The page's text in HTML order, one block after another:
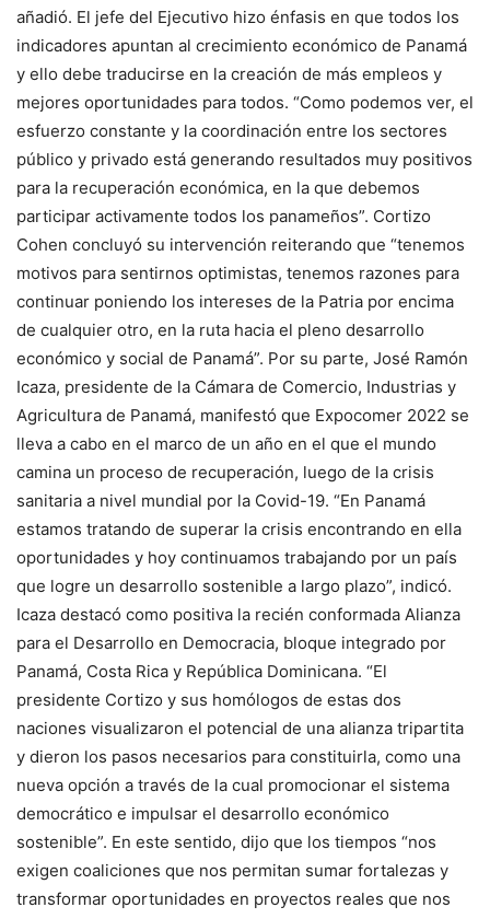
añadió. El jefe del Ejecutivo hizo énfasis en que todos los
indicadores apuntan al crecimiento económico de Panamá
y ello debe traducirse en la creación de más empleos y
mejores oportunidades para todos. “Como podemos ver, el
esfuerzo constante y la coordinación entre los sectores
público y privado está generando resultados muy positivos
para la recuperación económica, en la que debemos
participar activamente todos los panameños”. Cortizo
Cohen concluyó su intervención reiterando que “tenemos
motivos para sentirnos optimistas, tenemos razones para
continuar poniendo los intereses de la Patria por encima
de cualquier otro, en la ruta hacia el pleno desarrollo
económico y social de Panamá”. Por su parte, José Ramón
Icaza, presidente de la Cámara de Comercio, Industrias y
Agricultura de Panamá, manifestó que Expocomer 2022 se
lleva a cabo en el marco de un año en el que el mundo
camina un proceso de recuperación, luego de la crisis
sanitaria a nivel mundial por la Covid-19. “En Panamá
estamos tratando de superar la crisis encontrando en ella
oportunidades y hoy continuamos trabajando por un país
que logre un desarrollo sostenible a largo plazo”, indicó.
Icaza destacó como positiva la recién conformada Alianza
para el Desarrollo en Democracia, bloque integrado por
Panamá, Costa Rica y República Dominicana. “El
presidente Cortizo y sus homólogos de estas dos
naciones visualizaron el potencial de una alianza tripartita
y dieron los pasos necesarios para constituirla, como una
nueva opción a través de la cual promocionar el sistema
democrático e impulsar el desarrollo económico
sostenible”. En este sentido, dijo que los tiempos “nos
exigen coaliciones que nos permitan sumar fortalezas y
transformar oportunidades en proyectos reales que nos